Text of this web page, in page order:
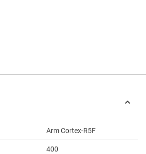
Arm Cortex-R5F
400